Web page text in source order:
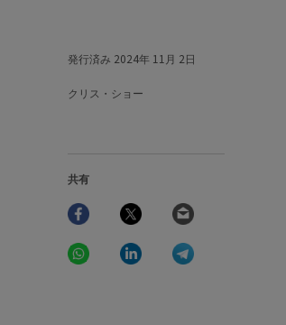
発行済み 2024年 11月 2日
クリス・ショー
共有
Facebook Twitter
WhatsAppLinkedIn